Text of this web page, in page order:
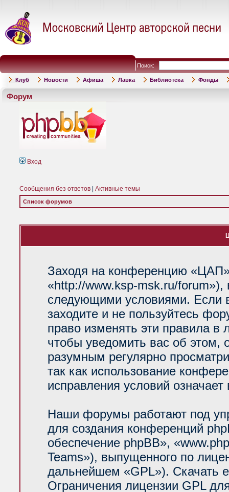
Поиск:
Клуб Новости Афиша Лавка Библиотека Фонды
Форум
Вход
Сообщения без ответов Активные темы
Список форумов
Заходя на конференцию
«http://www.ksp-msk.ru/forum»),
следующими условиями. Если
заходите и не пользуйтесь
право изменять эти правила
чтобы уведомить вас об
разумным регулярно
так как использование
исправления условий
Наши форумы работают под
для создания конференций
обеспечение phpBB»,
Teams»), выпущенного по
дальнейшем «GPL»). Скачать
Ограничения лицензии GPL